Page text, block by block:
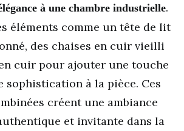
à une chambre industrielle.
éléments comme un tête de lit
des chaises en cuir vieilli
cuir pour ajouter une touche
sophistication à la pièce. Ces
créent une ambiance
et invitante dans la